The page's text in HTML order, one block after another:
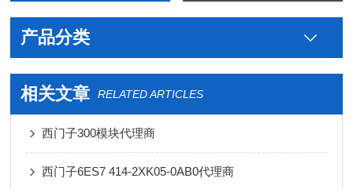
产品分类
相关文章 RELATED ARTICLES
西门子300模块代理商
西门子6ES7 414-2XK05-0AB0代理商